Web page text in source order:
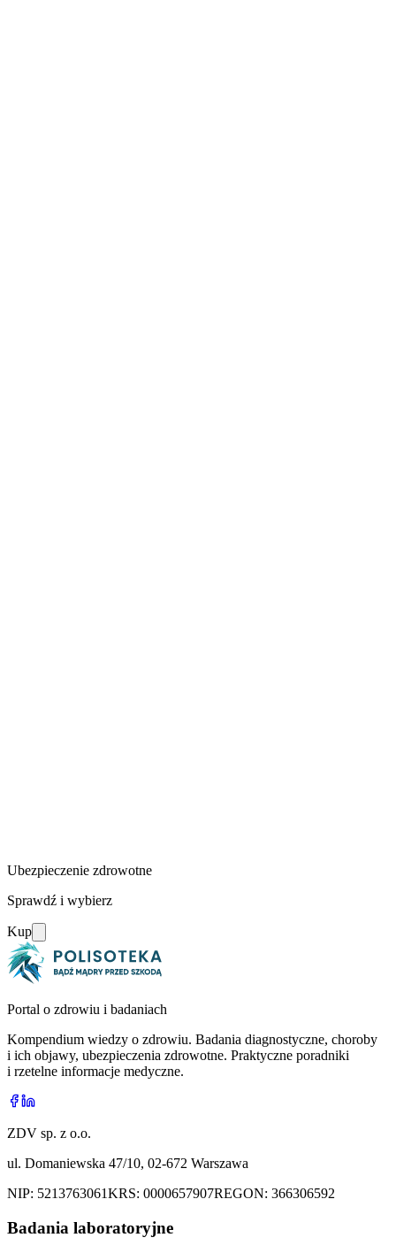
Ubezpieczenie zdrowotne
Sprawdź i wybierz
Kup
Portal o zdrowiu i badaniach
Kompendium wiedzy o zdrowiu. Badania diagnostyczne, choroby
i ich objawy, ubezpieczenia zdrowotne. Praktyczne poradniki
i rzetelne informacje medyczne.
ZDV sp. z o.o.
ul. Domaniewska 47/10, 02-672 Warszawa
NIP: 5213763061KRS: 0000657907REGON: 366306592
Badania laboratoryjne